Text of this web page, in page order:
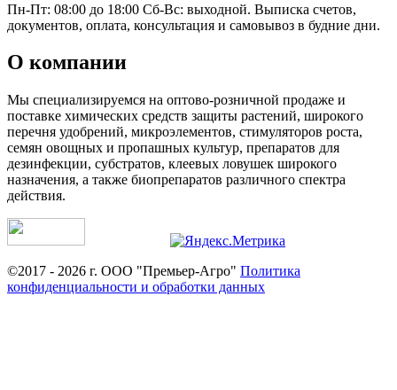
Пн-Пт: 08:00 до 18:00 Сб-Вс: выходной. Выписка счетов,
документов, оплата, консультация и самовывоз в будние дни.
О компании
Мы специализируемся на оптово-розничной продаже и
поставке химических средств защиты растений, широкого
перечня удобрений, микроэлементов, стимуляторов роста,
семян овощных и пропашных культур, препаратов для
дезинфекции, субстратов, клеевых ловушек широкого
назначения, а также биопрепаратов различного спектра
действия.
©2017 - 2026 г. ООО "Премьер-Агро" Политика
конфиденциальности и обработки данных